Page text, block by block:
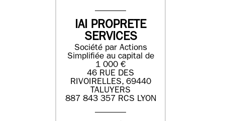
IAI PROPRETE
SERVICES
Société par Actions
Simplifiée au capital de
1 000 €
46 RUE DES
RIVOIRELLES, 69440
TALUYERS
887 843 357 RCS LYON